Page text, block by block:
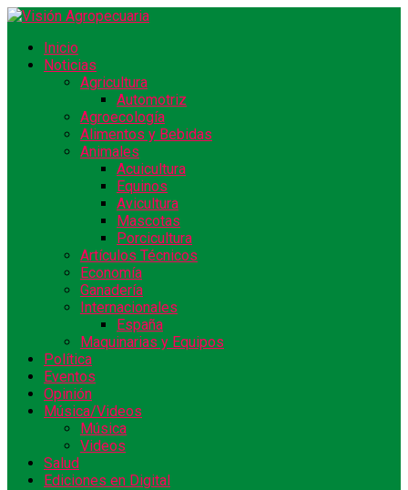
Inicio
Noticias
Agricultura
Automotriz
Agroecología
Alimentos y Bebidas
Animales
Acuicultura
Equinos
Avicultura
Mascotas
Porcicultura
Artículos Técnicos
Economía
Ganadería
Internacionales
España
Maquinarias y Equipos
Política
Eventos
Opinión
Música/Videos
Música
Videos
Salud
Ediciones en Digital